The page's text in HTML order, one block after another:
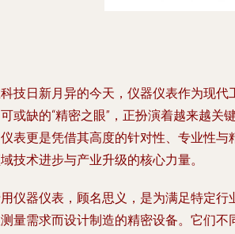
技日新月异的今天，仪器仪表作为现代
或缺的“精密之眼”，正扮演着越来越关
表更是凭借其高度的针对性、专业性与
技术进步与产业升级的核心力量。
仪器仪表，顾名思义，是为满足特定行
量需求而设计制造的精密设备。它们不